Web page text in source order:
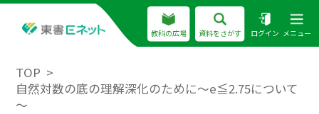
教科の広場 資料をさがす ログイン メニュー
TOP
自然対数の底の理解深化のために～e≦2.75について
～